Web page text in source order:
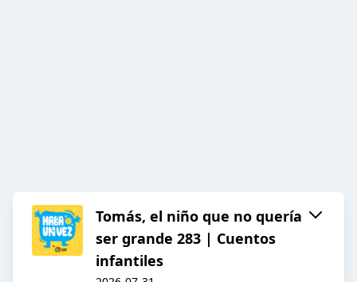
Tomás, el niño que no quería
ser grande 283 | Cuentos
infantiles